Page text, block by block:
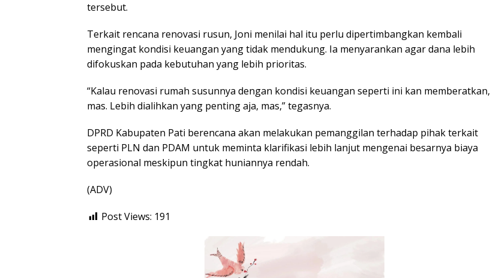
tersebut.
Terkait rencana renovasi rusun, Joni menilai hal itu perlu dipertimbangkan kembali
mengingat kondisi keuangan yang tidak mendukung. Ia menyarankan agar dana lebih
difokuskan pada kebutuhan yang lebih prioritas.
“Kalau renovasi rumah susunnya dengan kondisi keuangan seperti ini kan memberatkan,
mas. Lebih dialihkan yang penting aja, mas,” tegasnya.
DPRD Kabupaten Pati berencana akan melakukan pemanggilan terhadap pihak terkait
seperti PLN dan PDAM untuk meminta klarifikasi lebih lanjut mengenai besarnya biaya
operasional meskipun tingkat huniannya rendah.
(ADV)
Post Views: 191